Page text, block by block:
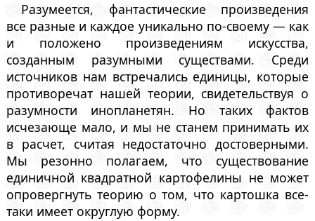
Разумеется, фантастические произведения
все разные и каждое уникально по-своему — как
и положено произведениям искусства,
созданным разумными существами. Среди
источников нам встречались единицы, которые
противоречат нашей теории, свидетельствуя о
разумности инопланетян. Но таких фактов
исчезающе мало, и мы не станем принимать их
в расчет, считая недостаточно достоверными.
Мы резонно полагаем, что существование
единичной квадратной картофелины не может
опровергнуть теорию о том, что картошка все-
таки имеет округлую форму.